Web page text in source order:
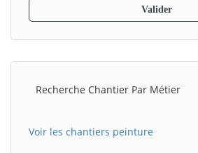
Recherche Chantier Par Métier
Voir les chantiers peinture